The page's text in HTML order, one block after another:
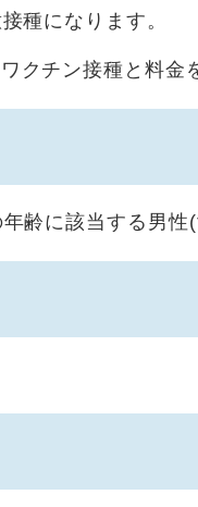
種になります。
クチン接種と料
齢に該当する男性